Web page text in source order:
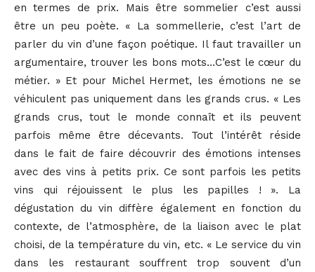
en termes de prix. Mais être sommelier c’est aussi
être un peu poète. « La sommellerie, c’est l’art de
parler du vin d’une façon poétique. Il faut travailler un
argumentaire, trouver les bons mots…C’est le cœur du
métier. » Et pour Michel Hermet, les émotions ne se
véhiculent pas uniquement dans les grands crus. « Les
grands crus, tout le monde connaît et ils peuvent
parfois même être décevants. Tout l’intérêt réside
dans le fait de faire découvrir des émotions intenses
avec des vins à petits prix. Ce sont parfois les petits
vins qui réjouissent le plus les papilles ! ». La
dégustation du vin diffère également en fonction du
contexte, de l’atmosphère, de la liaison avec le plat
choisi, de la température du vin, etc. « Le service du vin
dans les restaurant souffrent trop souvent d’un